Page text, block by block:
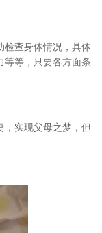
检查身体情况， 具体
等等，只要各方面条
，实现父母之梦，但